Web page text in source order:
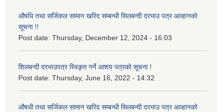
औषधि तथा सर्जिकल सामान खरिद सम्बन्धी सिलबन्दी दरभाउ पत्र आव्हानको
सूचना !!
Post date: Thursday, December 12, 2024 - 16:03
शिलबन्दी दरभाउपत्र स्विकृत गर्ने आशय पत्रको सूचना !
Post date: Thursday, June 16, 2022 - 14:32
औषधी तथा सर्जिकल सामान खरिद सम्बन्धी सिलबन्दी दरभाउ पत्र आव्हानको